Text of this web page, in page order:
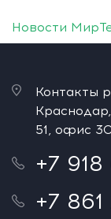
Новости
Контакты
51, офис
+7
+7